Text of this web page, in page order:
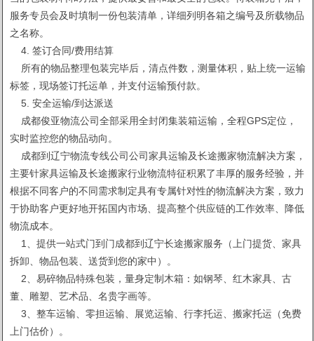
服务专员会及时填制一份包装清单，详细列明各箱之编号及所载物品
之名称。
4. 签订合同/费用结算
所有的物品整理包装完毕后，清点件数，测量体积，贴上统一运输
标签，现场签订托运单，并支付运输预付款。
5. 安全运输/到达派送
成都俊亚物流公司全部采用全封闭集装箱运输，全程GPS定位，
实时监控您的物品动向。
成都到辽宁物流专线公司公司家具运输及长途搬家物流解决方案，
主要针家具运输及长途搬家行业物流特征积累了丰厚的服务经验，并
根据不同客户的不同需求制定具有专属针对性的物流解决方案，致力
于协助客户更好地开拓国内市场、提高整个供应链的工作效率、降低
物流成本。
1、提供一站式门到门成都到辽宁长途搬家服务（上门提货、家具
拆卸、物品包装、送货到您的家中）。
2、易碎物品特殊包装，量身定制木箱：如钢琴、红木家具、古
董、雕塑、艺术品、名贵字画等。
3、整车运输、零担运输、展览运输、行李托运、搬家托运（免费
上门估价）。